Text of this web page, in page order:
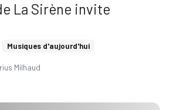
La Sirène invite
Musiques d'aujourd'hui
Milhaud